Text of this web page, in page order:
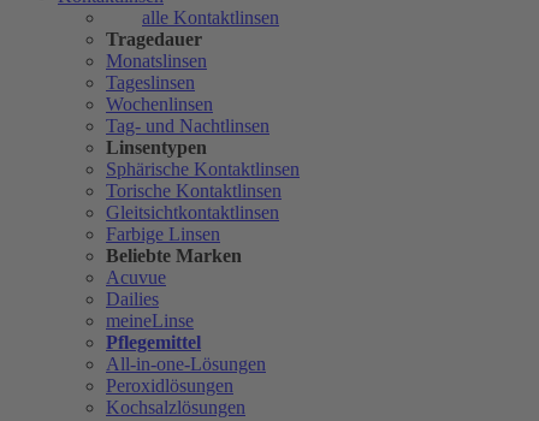
alle Kontaktlinsen
Tragedauer
Monatslinsen
Tageslinsen
Wochenlinsen
Tag- und Nachtlinsen
Linsentypen
Sphärische Kontaktlinsen
Torische Kontaktlinsen
Gleitsichtkontaktlinsen
Farbige Linsen
Beliebte Marken
Acuvue
Dailies
meineLinse
Pflegemittel
All-in-one-Lösungen
Peroxidlösungen
Kochsalzlösungen